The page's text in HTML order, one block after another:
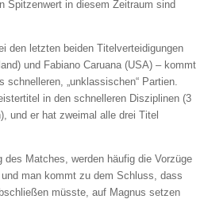
Spitzenwert in diesem Zeitraum sind
den letzten beiden Titelverteidigungen
und Fabiano Caruana (USA) – kommt
schnelleren, „unklassischen“ Partien.
in den schnelleren Disziplinen (3
und er hat zweimal alle drei Titel
des Matches, werden häufig die Vorzüge
man kommt zu dem Schluss, dass
müsste, auf Magnus setzen